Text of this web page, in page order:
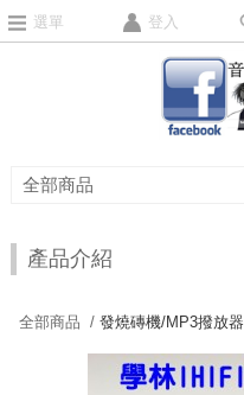
選單 登入
全部商品
產品介紹
全部商品 /發燒磚機/MP3撥放器